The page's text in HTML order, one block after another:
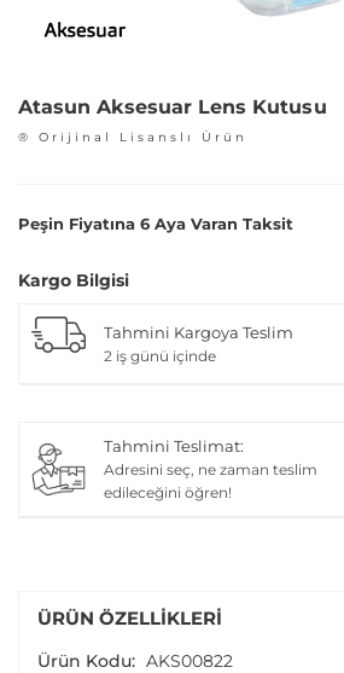
Atasun Aksesuar Lens Kutusu
® Orijinal Lisanslı Ürün
Peşin Fiyatına 6 Aya Varan Taksit
Kargo Bilgisi
Tahmini Kargoya Teslim
2 iş günü içinde
Tahmini Teslimat:
Adresini seç, ne zaman teslim
edileceğini öğren!
ÜRÜN ÖZELLIKLERI
Ürün Kodu: AKS00822